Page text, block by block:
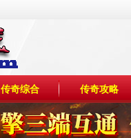
传奇综合 传奇攻略